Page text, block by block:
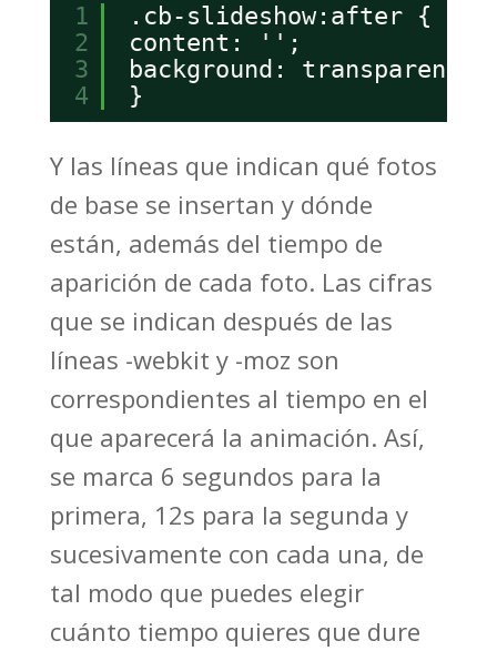
1
2
3
4
.cb-slideshow:after {
content: '';
background:
}
Y las líneas que indican qué fotos
de base se insertan y dónde
están, además del tiempo de
aparición de cada foto. Las cifras
que se indican después de las
líneas -webkit y -moz son
correspondientes al tiempo en el
que aparecerá la animación. Así,
se marca 6 segundos para la
primera, 12s para la segunda y
sucesivamente con cada una, de
tal modo que puedes elegir
cuánto tiempo quieres que dure